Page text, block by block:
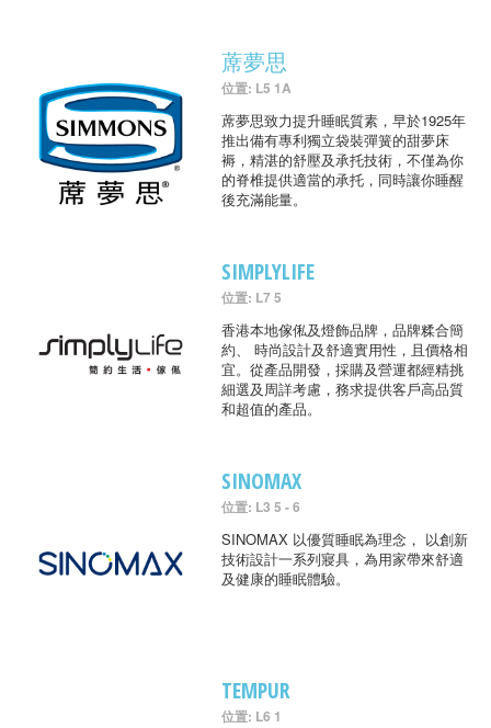
蓆夢思
位置: L5 1A
蓆夢思致力提升睡眠質素，早於1925年
推出備有專利獨立袋裝彈簧的甜夢床
褥，精湛的舒壓及承托技術，不僅為你
的脊椎提供適當的承托，同時讓你睡醒
後充滿能量。
SIMPLYLIFE
位置: L7 5
香港本地傢俬及燈飾品牌，品牌糅合簡
約、 時尚設計及舒適實用性，且價格相
宜。從產品開發，採購及營運都經精挑
細選及周詳考慮，務求提供客戶高品質
和超值的產品。
SINOMAX
位置: L3 5 - 6
SINOMAX 以優質睡眠為理念， 以創新
技術設計一系列寢具，為用家帶來舒適
及健康的睡眠體驗。
TEMPUR
位置: L6 1